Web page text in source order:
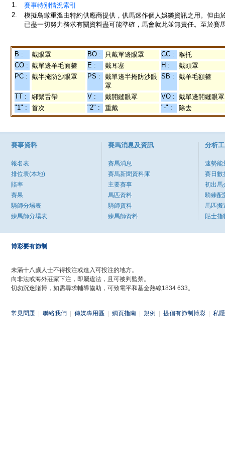
1.
賽事特別情況索引
2.
模擬鳥瞰重溫由特約供應商提供，供馬迷作個人娛樂資訊之用。但
已盡一切努力務求有關資料盡可能準確，馬會就此並無責任。至於賽
B : 戴眼罩 BO : 只戴單邊眼罩 CC :
喉托
CO : 戴單邊羊毛面箍 E : 戴耳塞 H :
戴頭罩
PC : 戴半掩防沙眼罩 PS :
戴單邊半掩防沙眼
罩
SB : 戴羊毛額箍
TT : 綁繫舌帶 V : 戴開縫眼罩 VO : 戴單邊開縫眼罩
"1" :
首次 "2" : 重戴 "-" : 除去
賽事資料
報名表
排位表(本地)
賠率
賽果
騎師分場表
練馬師分場表
賽馬消息及資訊
賽馬消息
賽馬新聞資料庫
主要賽事
馬匹資料
騎師資料
練馬師資料
分析
速勢能
賽日數
初出馬
騎練配
馬匹搬
貼士指
博彩要有節制
未滿十八歲人士不得投注或進入可投注的地方。
向非法或海外莊家下注，即屬違法，且可被判監禁。
切勿沉迷賭博，如需尋求輔導協助，可致電平和基金熱線1834 633。
常見問題 聯絡我們 傳媒專用區 網頁指南 規例 提倡有節制博彩 私